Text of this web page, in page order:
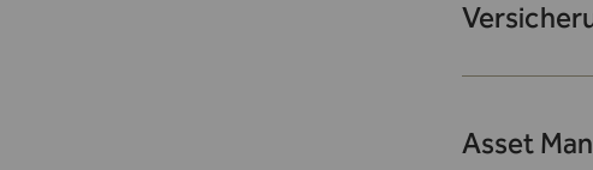
Asset